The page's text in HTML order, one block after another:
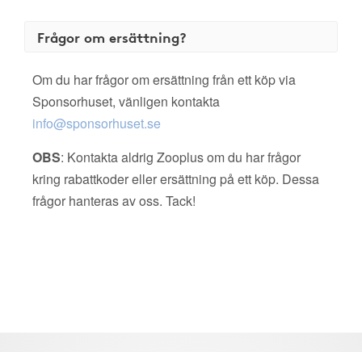
Frågor om ersättning?
Om du har frågor om ersättning från ett köp via
Sponsorhuset, vänligen kontakta
info@sponsorhuset.se
OBS: Kontakta aldrig Zooplus om du har frågor
kring rabattkoder eller ersättning på ett köp. Dessa
frågor hanteras av oss. Tack!